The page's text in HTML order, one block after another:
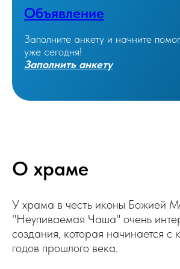
Объявление
Заполните анкету и начните
уже сегодня!
Заполнить анкету
О храме
У храма в честь иконы Божией
"Неупиваемая Чаша" очень
создания, которая начинается с
годов прошлого века.